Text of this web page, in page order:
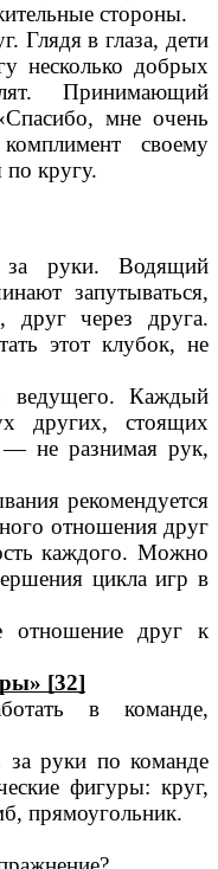
стороны.
Глядя в глаза, дети
несколько добрых
Принимающий
мне очень
своему
по кругу.
руки. Водящий
запутываться,
друг через друга.
этот клубок, не
ведущего. Каждый
других, стоящих
— не разнимая рук,
рекомендуется
отношения друг
каждого. Можно
цикла игр в
отношение друг к
[32]
в команде,
за руки по команде
фигуры: круг,
прямоугольник.